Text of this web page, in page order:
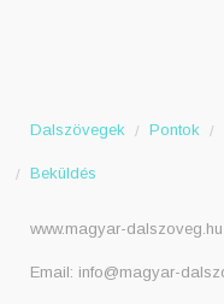
Dalszövegek Pontok
Beküldés
www.magyar-dalszoveg.hu
Email: info@magyar-